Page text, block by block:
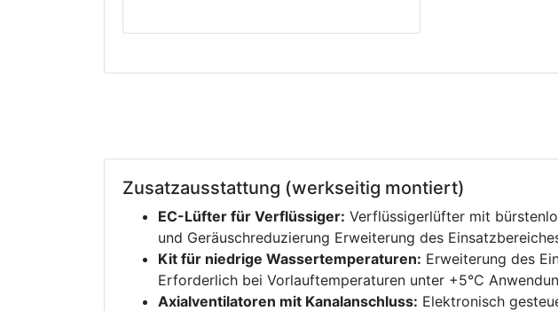
Zusatzausstattung (werkseitig montiert)
EC-Lüfter für Verflüssiger: Verflüssigerlüfter mit
und Geräuschreduzierung Erweiterung des
Kit für niedrige Wassertemperaturen: Erweiterung des
Erforderlich bei Vorlauftemperaturen unter +5°C
Axialventilatoren mit Kanalanschluss: Elektronisch